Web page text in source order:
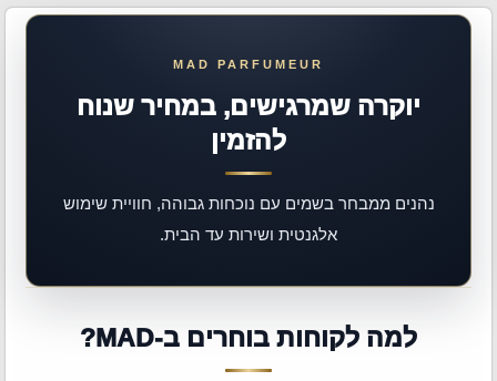
יוקרה שמרגישים, במחיר שנוח
להזמין
נהנים ממבחר בשמים עם נוכחות גבוהה, חוויית שימוש
אלגנטית ושירות עד הבית.
למה לקוחות בוחרים ב-MAD?